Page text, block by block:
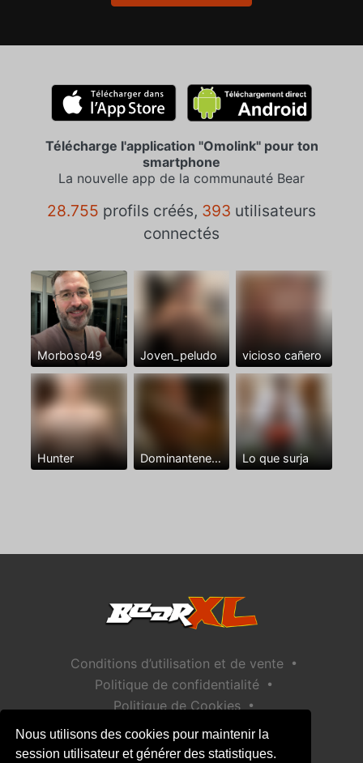
Nous utilisons des cookies pour maintenir la
session utilisateur et générer des statistiques.
Télécharge l'application "Omolink" pour ton
smartphone
La nouvelle app de la communauté Bear
28.755 profils créés, 393 utilisateurs
connectés
Morboso49 Joven_peludo vicioso cañero
Hunter Dominantenegro ya Lo que surja
Conditions d’utilisation et de vente •
Politique de confidentialité •
Politique de Cookies •
Politique de sécurité des enfants
Aide / Contact